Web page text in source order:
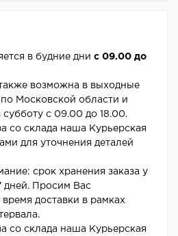
в будние дни с 09.00 до
возможна в выходные
Московской области и
субботу с 09.00 до 18.00.
со склада наша Курьерская
для уточнения деталей
срок хранения заказа у
дней. Просим Вас
доставки в рамках
со склада наша Курьерская